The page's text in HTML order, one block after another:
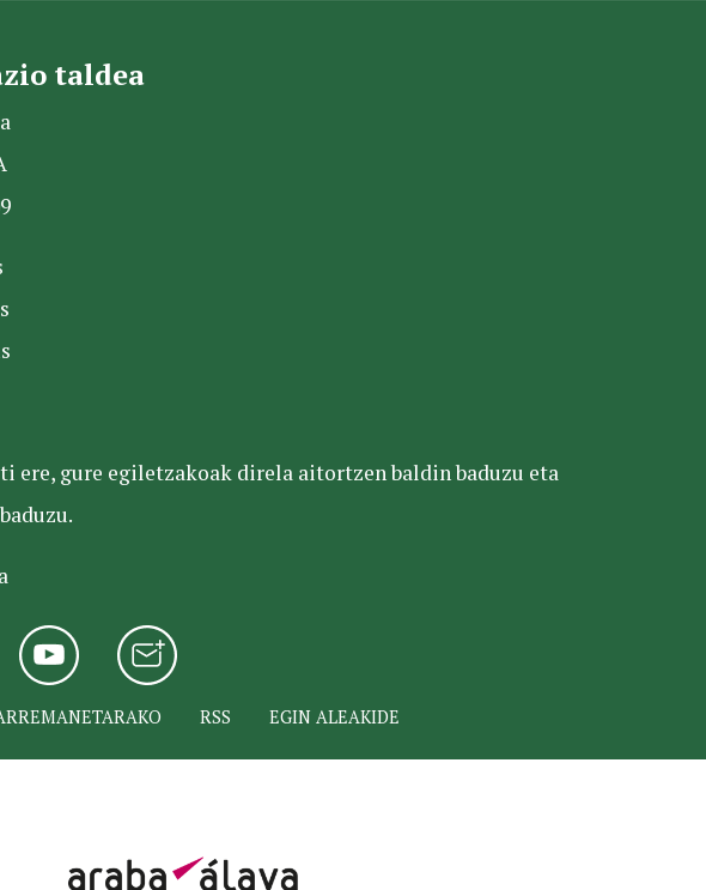
taldea
ere, gure egiletzakoak direla aitortzen baldin baduzu eta
RSS EGIN ALEAKIDE